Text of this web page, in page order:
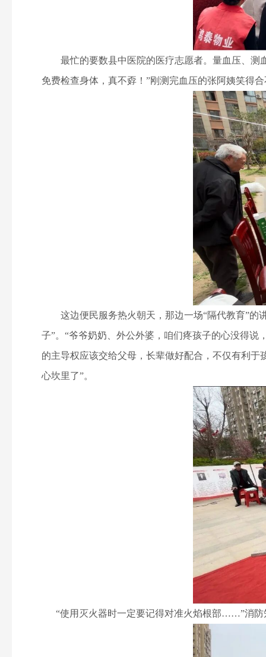
最忙的要数县中医院的医疗志愿者。量血压、测
免费检查身体，真不孬！”刚测完血压的张阿姨笑得
这边便民服务热火朝天，那边一场“隔代教育”的
子”。“爷爷奶奶、外公外婆，咱们疼孩子的心没得说
的主导权应该交给父母，长辈做好配合，不仅有利
心坎里了”。
“使用灭火器时一定要记得对准火焰根部……”消防